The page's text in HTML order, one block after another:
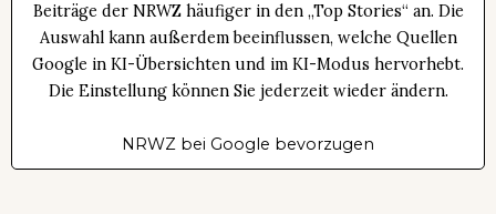
Beiträge der NRWZ häufiger in den „Top Stories“ an. Die
Auswahl kann außerdem beeinflussen, welche Quellen
Google in KI-Übersichten und im KI-Modus hervorhebt.
Die Einstellung können Sie jederzeit wieder ändern.
NRWZ bei Google bevorzugen